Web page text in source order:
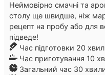
Неймовірно смачні та
столу ще швидше, ніж
рецепт на пробу або для
підведе!
Час підготовки 20
Час приготування 10
Загальний час 30